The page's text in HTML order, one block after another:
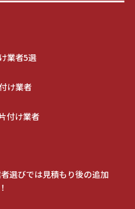
業者5選
け業者
付け業者
者選びでは見積もり後の追加